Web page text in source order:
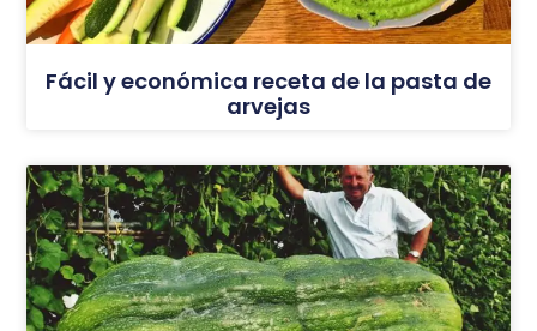
Fácil y económica receta de la pasta de
arvejas